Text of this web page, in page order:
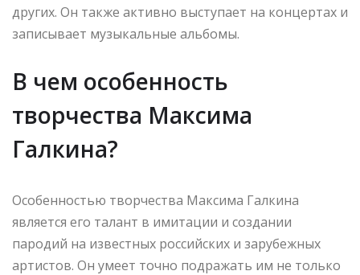
других. Он также активно выступает на концертах и
записывает музыкальные альбомы.
В чем особенность
творчества Максима
Галкина?
Особенностью творчества Максима Галкина
является его талант в имитации и создании
пародий на известных российских и зарубежных
артистов. Он умеет точно подражать им не только